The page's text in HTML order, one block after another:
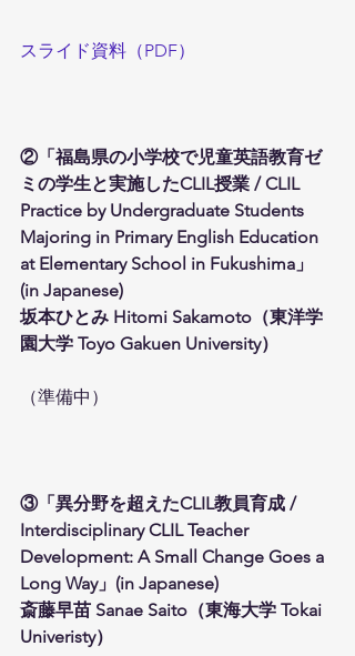
スライド資料（PDF）
②「福島県の小学校で児童英語教育ゼ
ミの学生と実施したCLIL授業 / CLIL
Practice by Undergraduate Students
Majoring in Primary English Education
at Elementary School in Fukushima」
(in Japanese)
坂本ひとみ Hitomi Sakamoto（東洋学
園大学 Toyo Gakuen University）
（準備中）
③「異分野を超えたCLIL教員育成 /
Interdisciplinary CLIL Teacher
Development: A Small Change Goes a
Long Way」(in Japanese)
斎藤早苗 Sanae Saito（東海大学 Tokai
Univeristy）